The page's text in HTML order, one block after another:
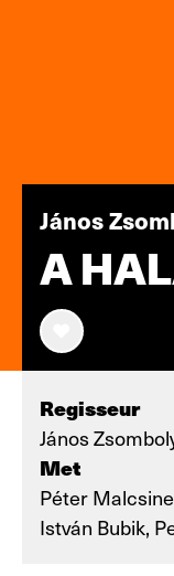
János
A
Regisseur
János
Met
Péter
István Bubik,